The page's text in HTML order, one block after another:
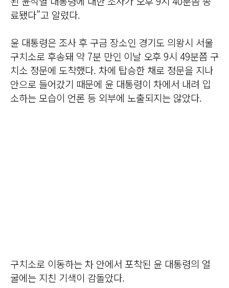
료됐다”고 알렸다.
윤 대통령은 조사 후 구금 장소인 경기도 의왕시 서울
구치소로 후송돼 약 7분 만인 이날 오후 9시 49분쯤 구
치소 정문에 도착했다. 차에 탑승한 채로 정문을 지나
안으로 들어갔기 때문에 윤 대통령이 차에서 내려 입
소하는 모습이 언론 등 외부에 노출되지는 않았다.
구치소로 이동하는 차 안에서 포착된 윤 대통령의 얼
굴에는 지친 기색이 감돌았다.